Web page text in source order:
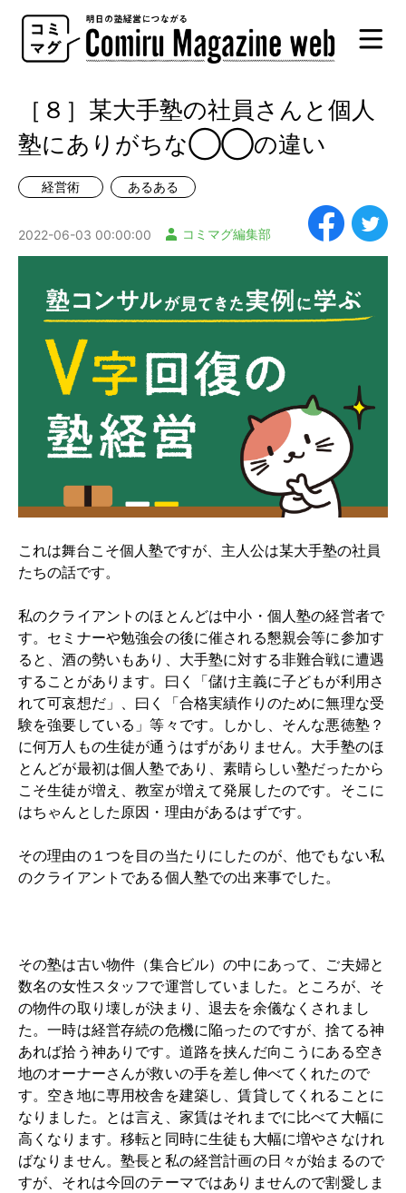
Comiru
Magazine
［８］某大手塾の社員さんと個人
塾にありがちな◯◯の違い
経営術 あるある
2022-06-03 00:00:00 コミマグ編集部
これは舞台こそ個人塾ですが、主人公は某大手塾の社員
たちの話です。
私のクライアントのほとんどは中小・個人塾の経営者で
す。セミナーや勉強会の後に催される懇親会等に参加す
ると、酒の勢いもあり、大手塾に対する非難合戦に遭遇
することがあります。曰く「儲け主義に子どもが利用さ
れて可哀想だ」、曰く「合格実績作りのために無理な受
験を強要している」等々です。しかし、そんな悪徳塾？
に何万人もの生徒が通うはずがありません。大手塾のほ
とんどが最初は個人塾であり、素晴らしい塾だったから
こそ生徒が増え、教室が増えて発展したのです。そこに
はちゃんとした原因・理由があるはずです。
その理由の１つを目の当たりにしたのが、他でもない私
のクライアントである個人塾での出来事でした。
その塾は古い物件（集合ビル）の中にあって、ご夫婦と
数名の女性スタッフで運営していました。ところが、そ
の物件の取り壊しが決まり、退去を余儀なくされまし
た。一時は経営存続の危機に陥ったのですが、捨てる神
あれば拾う神ありです。道路を挟んだ向こうにある空き
地のオーナーさんが救いの手を差し伸べてくれたので
す。空き地に専用校舎を建築し、賃貸してくれることに
なりました。とは言え、家賃はそれまでに比べて大幅に
高くなります。移転と同時に生徒も大幅に増やさなけれ
ばなりません。塾長と私の経営計画の日々が始まるので
すが、それは今回のテーマではありませんので割愛しま